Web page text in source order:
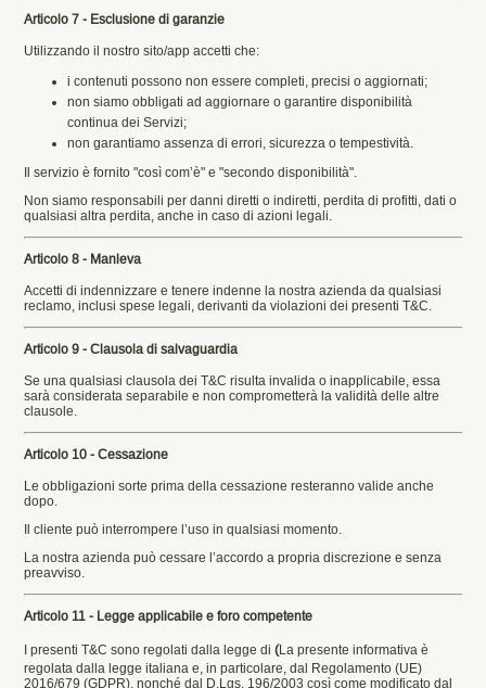
Articolo 7 - Esclusione di garanzie
Utilizzando il nostro sito/app accetti che:
i contenuti possono non essere completi, precisi o aggiornati;
non siamo obbligati ad aggiornare o garantire disponibilità
continua dei Servizi;
non garantiamo assenza di errori, sicurezza o tempestività.
Il servizio è fornito "così com’è" e "secondo disponibilità".
Non siamo responsabili per danni diretti o indiretti, perdita di profitti, dati o
qualsiasi altra perdita, anche in caso di azioni legali.
Articolo 8 - Manleva
Accetti di indennizzare e tenere indenne la nostra azienda da qualsiasi
reclamo, inclusi spese legali, derivanti da violazioni dei presenti T&C.
Articolo 9 - Clausola di salvaguardia
Se una qualsiasi clausola dei T&C risulta invalida o inapplicabile, essa
sarà considerata separabile e non comprometterà la validità delle altre
clausole.
Articolo 10 - Cessazione
Le obbligazioni sorte prima della cessazione resteranno valide anche
dopo.
Il cliente può interrompere l’uso in qualsiasi momento.
La nostra azienda può cessare l’accordo a propria discrezione e senza
preavviso.
Articolo 11 - Legge applicabile e foro competente
I presenti T&C sono regolati dalla legge di (La presente informativa è
regolata dalla legge italiana e, in particolare, dal Regolamento (UE)
2016/679 (GDPR), nonché dal D.Lgs. 196/2003 così come modificato dal